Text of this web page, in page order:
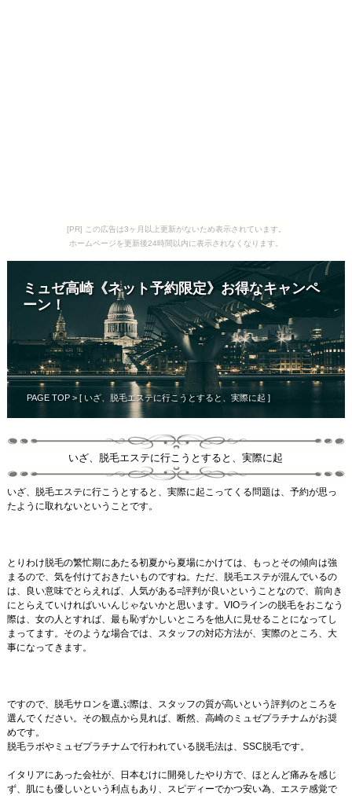
[PR] この広告は3ヶ月以上更新がないため表示されています。
ホームページを更新後24時間以内に表示されなくなります。
ミュゼ高崎《ネット予約限定》お得なキャンペ
ーン！
PAGE TOP> [ いざ、脱毛エステに行こうとすると、実際に起 ]
いざ、脱毛エステに行こうとすると、実際に起
いざ、脱毛エステに行こうとすると、実際に起こってくる問題は、予約が思っ
たように取れないということです。
とりわけ脱毛の繁忙期にあたる初夏から夏場にかけては、もっとその傾向は強
まるので、気を付けておきたいものですね。ただ、脱毛エステが混んでいるの
は、良い意味でとらえれば、人気がある=評判が良いということなので、前向き
にとらえていければいいんじゃないかと思います。VIOラインの脱毛をおこなう
際は、女の人とすれば、最も恥ずかしいところを他人に見せることになってし
まってます。そのような場合では、スタッフの対応方法が、実際のところ、大
事になってきます。
ですので、脱毛サロンを選ぶ際は、スタッフの質が高いという評判のところを
選んでください。その観点から見れば、断然、高崎のミュゼプラチナムがお奨
めです。
脱毛ラボやミュゼプラチナムで行われている脱毛法は、SSC脱毛です。
イタリアにあった会社が、日本むけに開発したやり方で、ほとんど痛みを感じ
ず、肌にも優しいという利点もあり、スピディーでかつ安い為、エステ感覚で